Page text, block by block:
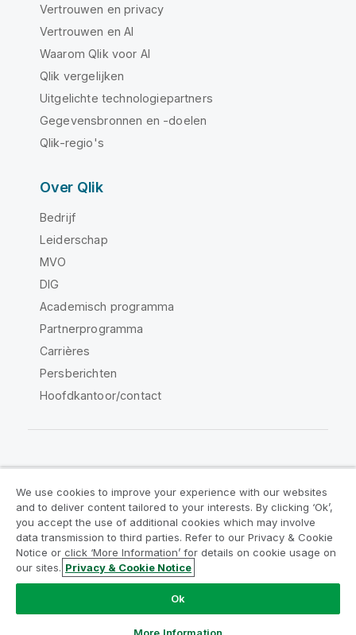
Vertrouwen en privacy
Vertrouwen en AI
Waarom Qlik voor AI
Qlik vergelijken
Uitgelichte technologiepartners
Gegevensbronnen en -doelen
Qlik-regio's
Over Qlik
Bedrijf
Leiderschap
MVO
DIG
Academisch programma
Partnerprogramma
Carrières
Persberichten
Hoofdkantoor/contact
Juridische overeenkomsten
Productvoorwaarden
Legal Policies
Legal Policies
Gebruiksvoorwaarden
Handelsmerken
Do Not Share My Info
Copyright © 1993-2026 QlikTech International AB. Alle
We use cookies to improve your experience with our websites
and to deliver content tailored to your interests. By clicking ‘Ok’,
you accept the use of additional cookies which may involve
data transmission to third parties. Refer to our Privacy & Cookie
Notice or click ‘More Information’ for details on cookie usage on
our sites. Privacy & Cookie Notice
Ok